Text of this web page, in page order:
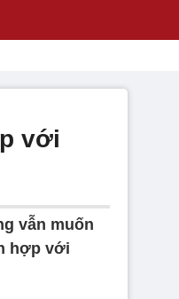
với
vẫn muốn
hợp với